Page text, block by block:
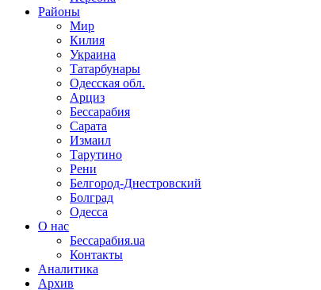
Районы
Мир
Килия
Украина
Татарбунары
Одесская обл.
Арциз
Бессарабия
Сарата
Измаил
Тарутино
Рени
Белгород-Днестровский
Болград
Одесса
О нас
Бессарабия.ua
Контакты
Аналитика
Архив